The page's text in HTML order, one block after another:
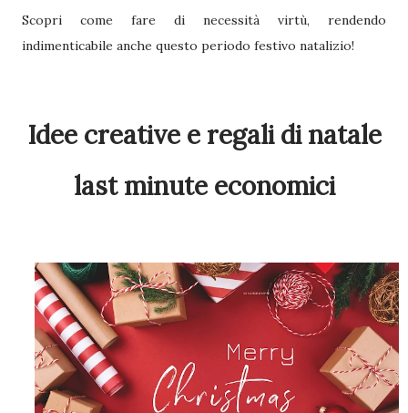
Scopri come fare di necessità virtù, rendendo
indimenticabile anche questo periodo festivo natalizio!
Idee creative e regali di natale
last minute economici